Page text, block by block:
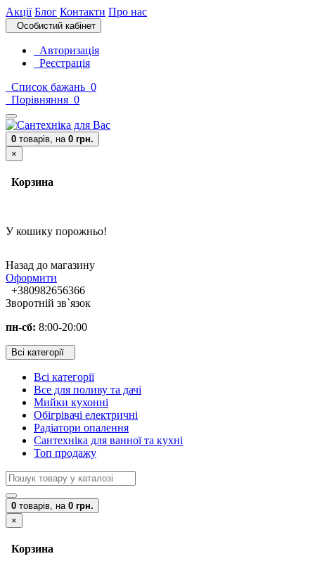
Акції Блог Контакти Про нас
Особистий кабінет
Авторизація
Реєстрація
Список бажань 0
Порівняння 0
0 товарів, на 0 грн.
×
Корзина
У кошику порожньо!
Назад до магазину
Оформити
+380982656366
Зворотній зв`язок
пн-сб: 8:00-20:00
Всі категорії
Всі категорії
Все для поливу та дачі
Мийки кухонні
Обігрівачі електричні
Радіатори опалення
Сантехніка для ванної та кухні
Топ продажу
0 товарів, на 0 грн.
×
Корзина